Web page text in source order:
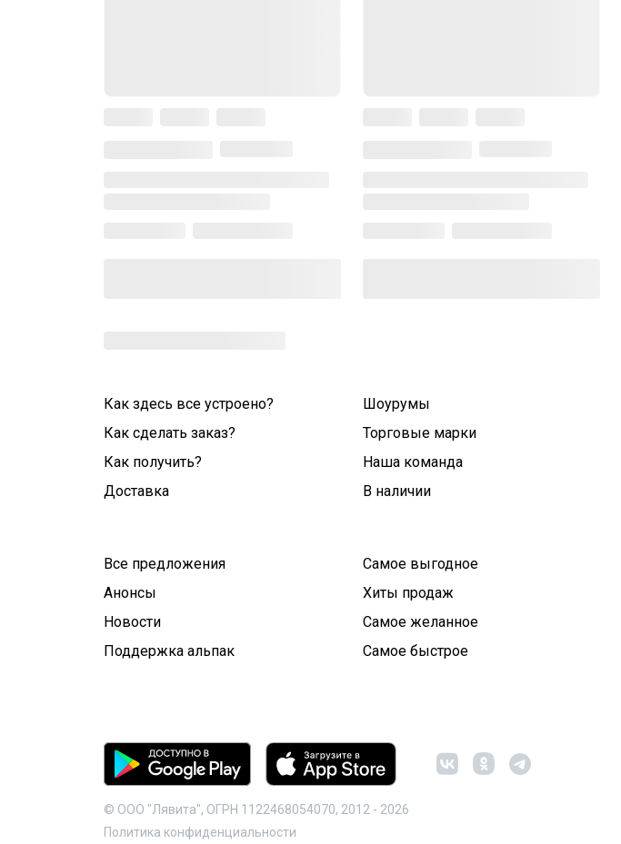
Как здесь все устроено?
Как сделать заказ?
Как получить?
Доставка
Шоурумы
Торговые марки
Наша команда
В наличии
Все предложения
Анонсы
Новости
Поддержка альпак
Самое выгодное
Хиты продаж
Самое желанное
Самое быстрое
© ООО "Лявита", ОГРН 1122468054070, 2012 - 2026
Политика конфиденциальности